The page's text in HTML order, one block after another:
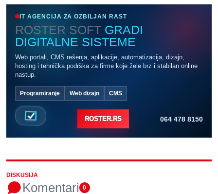
IT AGENCIJA ZA OZBILJAN RAST
ROSTER SOFT GRADI
DIGITALNE SISTEME
Web portali, CMS rešenja, aplikacije, automatizacija, dizajn,
hosting i tehnička podrška za firme koje žele brz i stabilan online
nastup.
Programiranje Web dizajn CMS
ROSTER.RS 064 478 8150
DISKUSIJA
Komentari 0